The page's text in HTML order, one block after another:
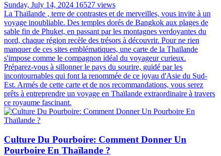
Sunday, July 14, 2024 16527 views
La Thaïlande , terre de contrastes et de merveilles, vous invite à un
voyage inoubliable. Des temples dorés de Bangkok aux plages de
sable fin de Phuket, en passant par les montagnes verdoyantes du
nord, chaque région recèle des trésors à découvrir. Pour ne rien
manquer de ces sites emblématiques, une carte de la Thaïlande
s'impose comme le compagnon idéal du voyageur curieux.
Préparez-vous à sillonner le pays du sourire, guidé par les
incontournables qui font la renommée de ce joyau d'Asie du Sud-
Est. Armés de cette carte et de nos recommandations, vous serez
prêts à entreprendre un voyage en Thaïlande extraordinaire à travers
ce royaume fascinant.
Culture Du Pourboire: Comment Donner Un
Pourboire En Thaïlande ?